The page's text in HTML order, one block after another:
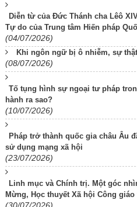
Diễn từ của Đức Thánh cha Lêô
Tự do của Trung tâm Hiến pháp
(04/07/2026)
Khi ngôn ngữ bị ô nhiễm, sự
(08/07/2026)
Tố tụng hình sự ngoại tư pháp
hành ra sao?
(10/07/2026)
Pháp trở thành quốc gia châu Âu
sử dụng mạng xã hội
(23/07/2026)
Linh mục và Chính trị. Một góc
Mừng, Học thuyết Xã hội Công giáo